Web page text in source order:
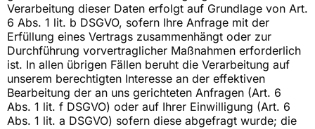
Verarbeitung dieser Daten erfolgt auf Grundlage von Art.
6 Abs. 1 lit. b DSGVO, sofern Ihre Anfrage mit der
Erfüllung eines Vertrags zusammenhängt oder zur
Durchführung vorvertraglicher Maßnahmen erforderlich
ist. In allen übrigen Fällen beruht die Verarbeitung auf
unserem berechtigten Interesse an der effektiven
Bearbeitung der an uns gerichteten Anfragen (Art. 6
Abs. 1 lit. f DSGVO) oder auf Ihrer Einwilligung (Art. 6
Abs. 1 lit. a DSGVO) sofern diese abgefragt wurde; die